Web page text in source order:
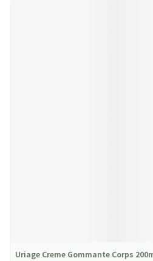
Uriage Creme Gommante Corps